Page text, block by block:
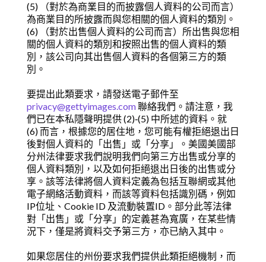
(5) （對於為商業目的而披露個人資料的公司而言）
為商業目的所披露而與您相關的個人資料的類別。
(6) （對於出售個人資料的公司而言）所出售與您相
關的個人資料的類別和按照出售的個人資料的類
別，該公司向其出售個人資料的各個第三方的類
別。
要提出此類要求，請發送電子郵件至
privacy@gettyimages.com聯絡我們。請注意，我
們已在本私隱聲明提供 (2)‑(5) 中所述的資料。就
(6) 而言，根據您的居住地，您可能有權拒絕退出日
後對個人資料的「出售」或「分享」。美國美國部
分州法律要求我們說明我們向第三方出售或分享的
個人資料類別，以及如何拒絕退出日後的出售或分
享。該等法律將個人資料定義為包括互聯網或其他
電子網絡活動資料，而該等資料包括識別碼，例如
IP位址、Cookie ID 及流動裝置ID。部分此等法律
對「出售」或「分享」的定義甚為寬廣，在某些情
況下，僅是將資料交予第三方，亦已納入其中。
如果您居住的州份要求我們提供此類拒絕機制，而